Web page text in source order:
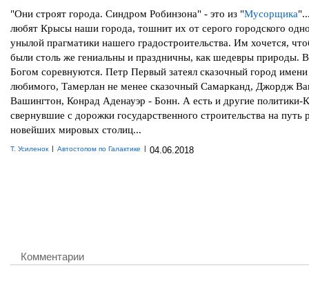
"Они строят города. Синдром Робинзона" - это из "Мусорщика
любят Крысы наши города, тошнит их от серого городского
унылой прагматики нашего градостроительства. Им хочется,
были столь же гениальны и праздничны, как шедевры природы.
Богом соревнуются. Петр Первый затеял сказочный город имени
любимого, Тамерлан не менее сказочный Самарканд, Джордж
Вашингтон, Конрад Аденауэр - Бонн. А есть и другие политики-
свернувшие с дорожки государственного строительства на путь
новейших мировых столиц...
Т. Усиленок | Автостопом по Галактике | 04.06.2018
Комментарии